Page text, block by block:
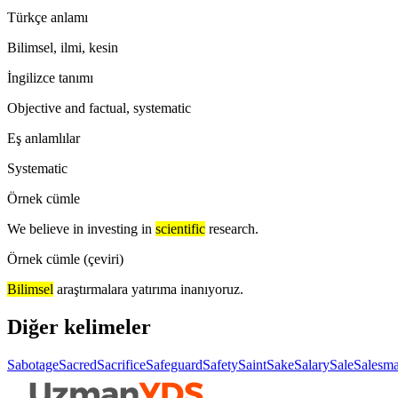
Türkçe anlamı
Bilimsel, ilmi, kesin
İngilizce tanımı
Objective and factual, systematic
Eş anlamlılar
Systematic
Örnek cümle
We believe in investing in scientific research.
Örnek cümle (çeviri)
Bilimsel araştırmalara yatırıma inanıyoruz.
Diğer kelimeler
SabotageSacredSacrificeSafeguardSafetySaintSakeSalarySale